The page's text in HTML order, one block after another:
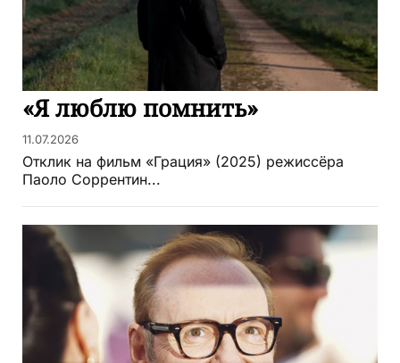
«Я люблю помнить»
11.07.2026
Отклик на фильм «Грация» (2025) режиссёра
Паоло Соррентин...